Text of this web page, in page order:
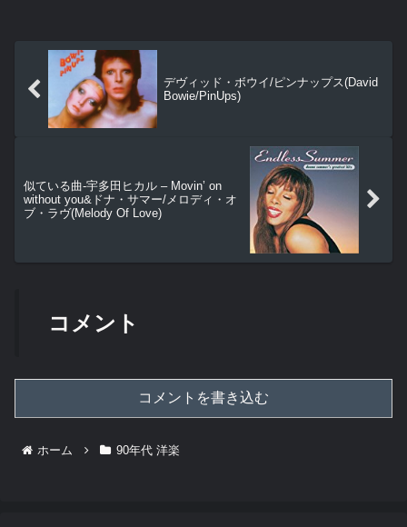
デヴィッド・ボウイ/ピンナップス(David
Bowie/PinUps)
似ている曲-宇多田ヒカル – Movin’ on
without you&ドナ・サマー/メロディ・オ
ブ・ラヴ(Melody Of Love)
コメント
コメントを書き込む
ホーム 90年代 洋楽